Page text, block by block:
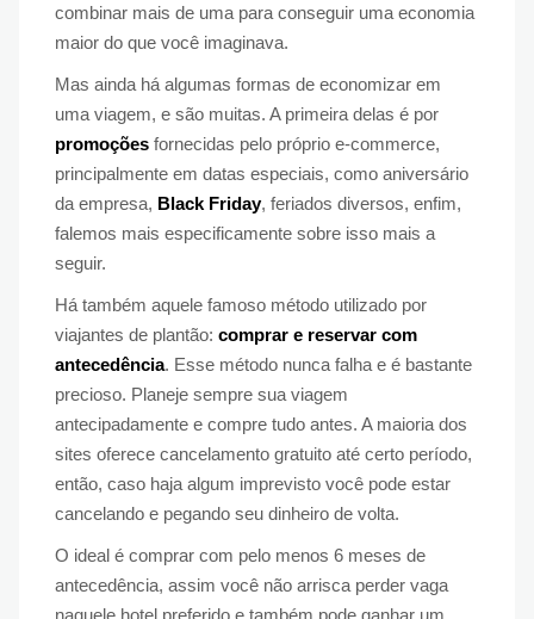
combinar mais de uma para conseguir uma economia
maior do que você imaginava.
Mas ainda há algumas formas de economizar em
uma viagem, e são muitas. A primeira delas é por
promoções fornecidas pelo próprio e-commerce,
principalmente em datas especiais, como aniversário
da empresa, Black Friday, feriados diversos, enfim,
falemos mais especificamente sobre isso mais a
seguir.
Há também aquele famoso método utilizado por
viajantes de plantão: comprar e reservar com
antecedência. Esse método nunca falha e é bastante
precioso. Planeje sempre sua viagem
antecipadamente e compre tudo antes. A maioria dos
sites oferece cancelamento gratuito até certo período,
então, caso haja algum imprevisto você pode estar
cancelando e pegando seu dinheiro de volta.
O ideal é comprar com pelo menos 6 meses de
antecedência, assim você não arrisca perder vaga
naquele hotel preferido e também pode ganhar um